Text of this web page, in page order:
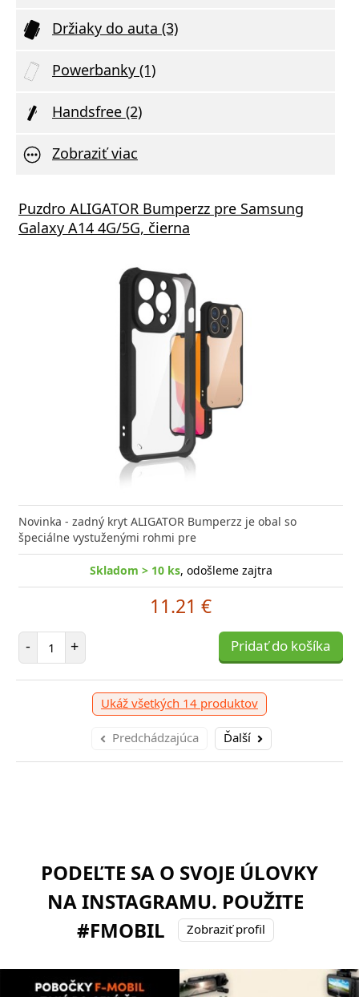
Držiaky do auta (3)
Powerbanky (1)
Handsfree (2)
Zobraziť viac
Puzdro ALIGATOR Bumperzz pre Samsung
Galaxy A14 4G/5G, čierna
Novinka - zadný kryt ALIGATOR Bumperzz je obal so
špeciálne vystuženými rohmi pre
Skladom > 10 ks, odošleme zajtra
11.21 €
- Počet položiek
+ Pridať do košíka
Ukáž všetkých 14 produktov
Predchádzajúca Ďalší
PODEĽTE SA O SVOJE ÚLOVKY
NA INSTAGRAMU. POUŽITE
#FMOBIL
Zobraziť profil